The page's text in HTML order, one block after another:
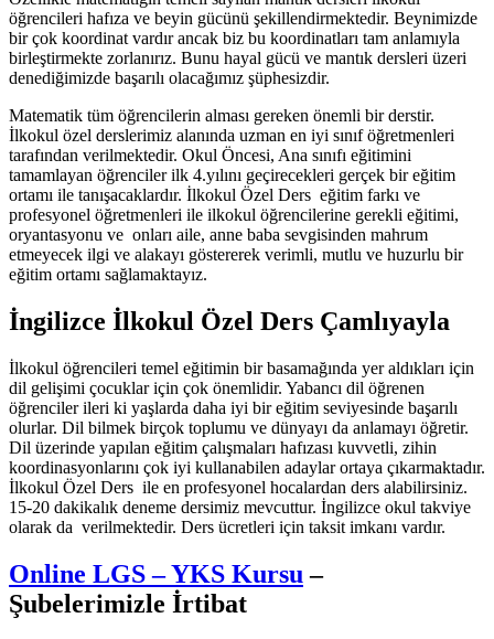
öğrencileri hafıza ve beyin gücünü şekillendirmektedir. Beynimizde
bir çok koordinat vardır ancak biz bu koordinatları tam anlamıyla
birleştirmekte zorlanırız. Bunu hayal gücü ve mantık dersleri üzeri
denediğimizde başarılı olacağımız şüphesizdir.
Matematik tüm öğrencilerin alması gereken önemli bir derstir.
İlkokul özel derslerimiz alanında uzman en iyi sınıf öğretmenleri
tarafından verilmektedir. Okul Öncesi, Ana sınıfı eğitimini
tamamlayan öğrenciler ilk 4.yılını geçirecekleri gerçek bir eğitim
ortamı ile tanışacaklardır. İlkokul Özel Ders eğitim farkı ve
profesyonel öğretmenleri ile ilkokul öğrencilerine gerekli eğitimi,
oryantasyonu ve onları aile, anne baba sevgisinden mahrum
etmeyecek ilgi ve alakayı göstererek verimli, mutlu ve huzurlu bir
eğitim ortamı sağlamaktayız.
İngilizce İlkokul Özel Ders Çamlıyayla
İlkokul öğrencileri temel eğitimin bir basamağında yer aldıkları için
dil gelişimi çocuklar için çok önemlidir. Yabancı dil öğrenen
öğrenciler ileri ki yaşlarda daha iyi bir eğitim seviyesinde başarılı
olurlar. Dil bilmek birçok toplumu ve dünyayı da anlamayı öğretir.
Dil üzerinde yapılan eğitim çalışmaları hafızası kuvvetli, zihin
koordinasyonlarını çok iyi kullanabilen adaylar ortaya çıkarmaktadır.
İlkokul Özel Ders ile en profesyonel hocalardan ders alabilirsiniz.
15-20 dakikalık deneme dersimiz mevcuttur. İngilizce okul takviye
olarak da verilmektedir. Ders ücretleri için taksit imkanı vardır.
Online LGS – YKS Kursu –
Şubelerimizle İrtibat